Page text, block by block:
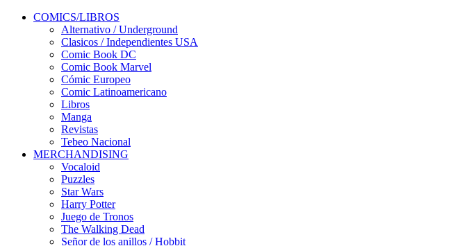
COMICS/LIBROS
Alternativo / Underground
Clasicos / Independientes USA
Comic Book DC
Comic Book Marvel
Cómic Europeo
Comic Latinoamericano
Libros
Manga
Revistas
Tebeo Nacional
MERCHANDISING
Vocaloid
Puzzles
Star Wars
Harry Potter
Juego de Tronos
The Walking Dead
Señor de los anillos / Hobbit